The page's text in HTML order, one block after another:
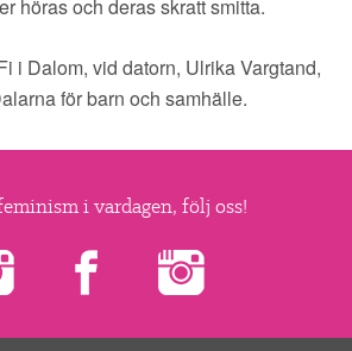
höras och deras skratt smitta.
i Dalom, vid datorn, Ulrika Vargtand,
för barn och samhälle.
i vardagen, följ oss!